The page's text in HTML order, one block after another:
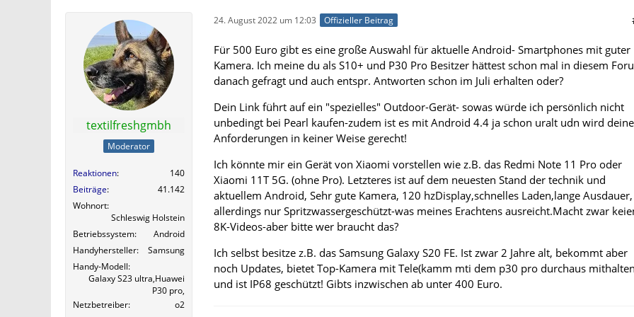
textilfreshgmbh
Moderator
Reaktionen
140
Beiträge
41.142
Wohnort
Schleswig Holstein
Betriebssystem
Android
Handyhersteller
Samsung
Handy-Modell
Galaxy S23 ultra,Huawei
P30 pro,
Netzbetreiber
o2
24. August 2022 um 12:03 Offizieller Beitrag
Für 500 Euro gibt es eine große Auswahl für aktuelle Android- Smartphones mit guter
Kamera. Ich meine du als S10+ und P30 Pro Besitzer hättest schon mal in diesem
danach gefragt und auch entspr. Antworten schon im Juli erhalten oder?
Dein Link führt auf ein "spezielles" Outdoor-Gerät- sowas würde ich persönlich nicht
unbedingt bei Pearl kaufen-zudem ist es mit Android 4.4 ja schon uralt udn wird
Anforderungen in keiner Weise gerecht!
Ich könnte mir ein Gerät von Xiaomi vorstellen wie z.B. das Redmi Note 11 Pro oder
Xiaomi 11T 5G. (ohne Pro). Letzteres ist auf dem neuesten Stand der technik und
aktuellem Android, Sehr gute Kamera, 120 hzDisplay,schnelles Laden,lange Ausdauer,
allerdings nur Spritzwassergeschützt-was meines Erachtens ausreicht.Macht zwar
8K-Videos-aber bitte wer braucht das?
Ich selbst besitze z.B. das Samsung Galaxy S20 FE. Ist zwar 2 Jahre alt, bekommt aber
noch Updates, bietet Top-Kamera mit Tele(kamm mti dem p30 pro durchaus
und ist IP68 geschützt! Gibts inzwischen ab unter 400 Euro.